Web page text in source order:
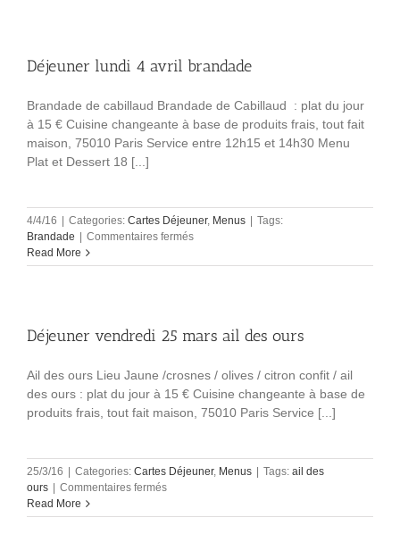
de
Déjeuner lundi 4 avril brandade
Brandade de cabillaud Brandade de Cabillaud : plat du jour
à 15 € Cuisine changeante à base de produits frais, tout fait
maison, 75010 Paris Service entre 12h15 et 14h30 Menu
Plat et Dessert 18 [...]
4/4/16 Categories: Cartes Déjeuner, Menus
Tags:
Brandade
Commentaires ferméssur
lundi
Read More
Déjeuner vendredi 25 mars ail des ours
Ail des ours Lieu Jaune /crosnes / olives / citron confit / ail
des ours : plat du jour à 15 € Cuisine changeante à base de
produits frais, tout fait maison, 75010 Paris Service [...]
25/3/16 Categories: Cartes Déjeuner, Menus Tags: ail des
ours
Commentaires ferméssur
vendredi
Read More